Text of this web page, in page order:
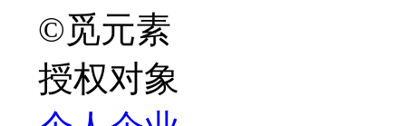
©觅元素
授权对象